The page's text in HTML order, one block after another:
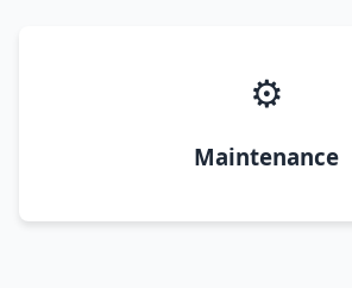
⚙️
Maintenance